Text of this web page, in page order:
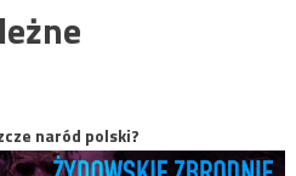
naród polski?